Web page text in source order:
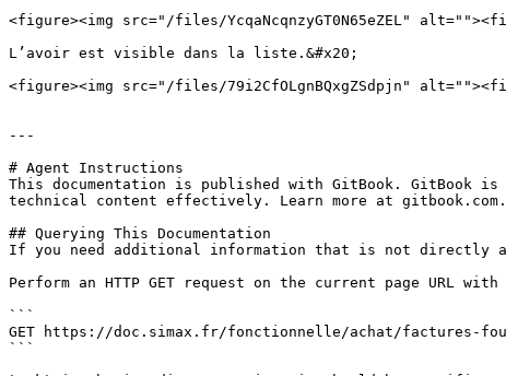
<figure><img src="/files/YcqaNcqnzyGT0N65eZEL"
L’avoir est visible dans la liste.&#x20;
<figure><img src="/files/79i2CfOLgnBQxgZSdpjn"
---
# Agent Instructions
This documentation is published with GitBook. GitBook
technical content effectively. Learn more at gitbook.com.
## Querying This Documentation
If you need additional information that is not directly
Perform an HTTP GET request on the current page URL
```
GET https://doc.simax.fr/fonctionnelle/achat/factures-
```